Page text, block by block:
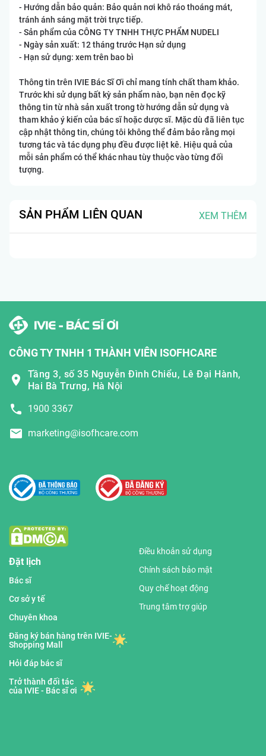
- Hướng dẫn bảo quản: Bảo quản nơi khô ráo thoáng mát,
tránh ánh sáng mặt trời trực tiếp.
- Sản phẩm của CÔNG TY TNHH THỰC PHẨM NUDELI
- Ngày sản xuất: 12 tháng trước Hạn sử dụng
- Hạn sử dụng: xem trên bao bì
Thông tin trên IVIE Bác Sĩ Ơi chỉ mang tính chất tham khảo.
Trước khi sử dụng bất kỳ sản phẩm nào, bạn nên đọc kỹ
thông tin từ nhà sản xuất trong tờ hướng dẫn sử dụng và
tham khảo ý kiến của bác sĩ hoặc dược sĩ. Mặc dù đã liên tục
cập nhật thông tin, chúng tôi không thể đảm bảo rằng mọi
tương tác và tác dụng phụ đều được liệt kê. Hiệu quả của
mỗi sản phẩm có thể khác nhau tùy thuộc vào từng đối
tượng.
SẢN PHẨM LIÊN QUAN XEM THÊM
CÔNG TY TNHH 1 THÀNH VIÊN ISOFHCARE
Tầng 3, số 35 Nguyễn Đình Chiểu, Lê Đại Hành,
Hai Bà Trưng, Hà Nội
1900 3367
marketing@isofhcare.com
Đặt lịch
Bác sĩ
Cơ sở y tế
Chuyên khoa
Đăng ký bán hàng trên IVIE-
Shopping Mall
Hỏi đáp bác sĩ
Trở thành đối tác
của IVIE - Bác sĩ ơi
Điều khoản sử dụng
Chính sách bảo mật
Quy chế hoạt động
Trung tâm trợ giúp